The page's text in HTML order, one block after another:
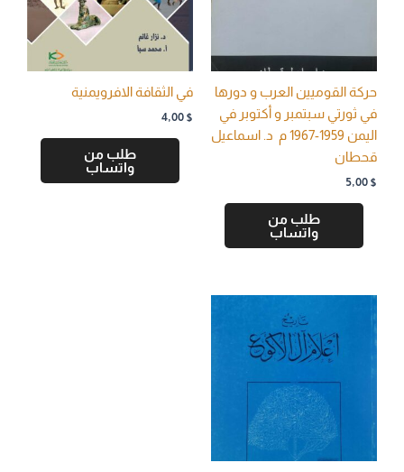
حركة القوميين العرب و دورها
في ثورتي سبتمبر و أكتوبر في
اليمن 1959-1967 م د. اسماعيل
قحطان
5,00 $
طلب من
واتساب
في الثقافة الافرويمنية
4,00 $
طلب من
واتساب